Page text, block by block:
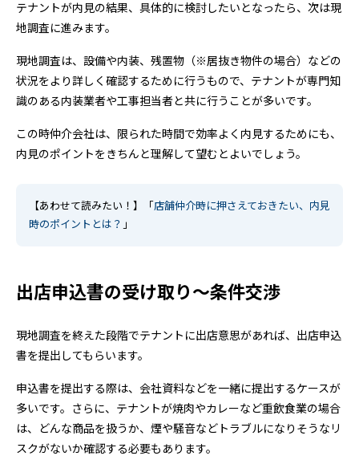
テナントが内見の結果、具体的に検討したいとなったら、次は現
地調査に進みます。
現地調査は、設備や内装、残置物（※居抜き物件の場合）などの
状況をより詳しく確認するために行うもので、テナントが専門知
識のある内装業者や工事担当者と共に行うことが多いです。
この時仲介会社は、限られた時間で効率よく内見するためにも、
内見のポイントをきちんと理解して望むとよいでしょう。
【あわせて読みたい！】「店舗仲介時に押さえておきたい、内見
時のポイントとは？ 」
出店申込書の受け取り～条件交渉
現地調査を終えた段階でテナントに出店意思があれば、出店申込
書を提出してもらいます。
申込書を提出する際は、会社資料などを一緒に提出するケースが
多いです。さらに、テナントが焼肉やカレーなど重飲食業の場合
は、どんな商品を扱うか、煙や騒音などトラブルになりそうなリ
スクがないか確認する必要もあります。